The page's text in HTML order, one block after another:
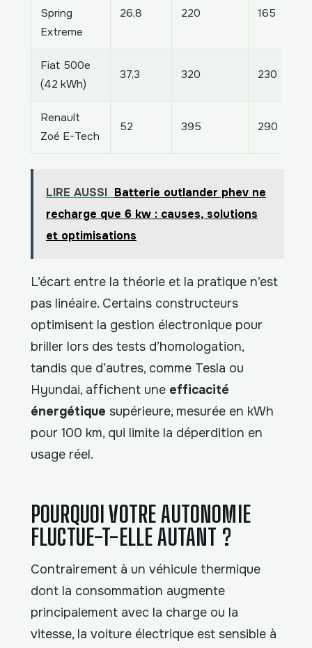
Spring
Extreme
26,8 220 165
Fiat 500e
(42 kWh)
37,3 320 230
Renault
Zoé E-Tech
52 395 290
LIRE AUSSI Batterie outlander phev ne
recharge que 6 kw : causes, solutions
et optimisations
L’écart entre la théorie et la pratique n’est
pas linéaire. Certains constructeurs
optimisent la gestion électronique pour
briller lors des tests d’homologation,
tandis que d’autres, comme Tesla ou
Hyundai, affichent une efficacité
énergétique supérieure, mesurée en kWh
pour 100 km, qui limite la déperdition en
usage réel.
POURQUOI VOTRE AUTONOMIE
FLUCTUE-T-ELLE AUTANT ?
Contrairement à un véhicule thermique
dont la consommation augmente
principalement avec la charge ou la
vitesse, la voiture électrique est sensible à